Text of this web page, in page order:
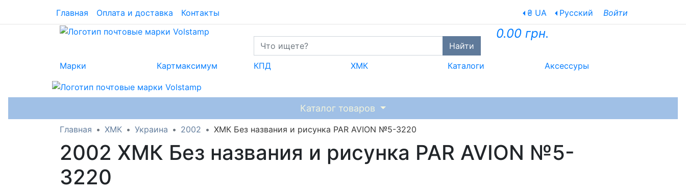
Главная Оплата и доставка Контакты ₴ UA Русский Войти
Найти
0.00 грн.
Марки Картмаксимум КПД ХМК Каталоги Аксессуры
Каталог товаров
Главная ХМК Украина 2002 ХМК Без названия и рисунка PAR AVION №5-3220
2002 ХМК Без названия и рисунка PAR AVION №5-
3220